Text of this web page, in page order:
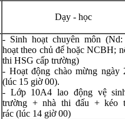
Dạy - học
- Sinh hoạt chuyên môn (Nd:
hoạt theo chủ để hoặc NCBH;
thi HSG cấp trường)
- Hoạt động chào mừng ngày
(lúc 15 giờ 00).
- Lớp 10A4 lao động vệ
trường + nhà thi đấu + kéo
rác (lúc 14 giờ 00)